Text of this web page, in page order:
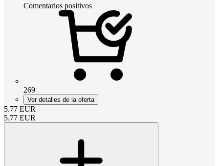
Comentarios positivos
269
Ver detalles de la oferta
5.77 EUR
5.77 EUR